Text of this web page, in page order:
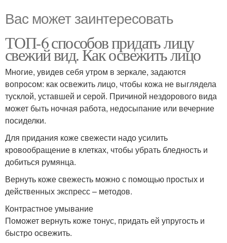
Вас может заинтересовать
ТОП-6 способов придать лицу
свежий вид. Как освежить лицо
Многие, увидев себя утром в зеркале, задаются
вопросом: как освежить лицо, чтобы кожа не выглядела
тусклой, уставшей и серой. Причиной нездорового вида
может быть ночная работа, недосыпание или вечерние
посиделки.
Для придания коже свежести надо усилить
кровообращение в клетках, чтобы убрать бледность и
добиться румянца.
Вернуть коже свежесть можно с помощью простых и
действенных экспресс – методов.
Контрастное умывание
Поможет вернуть коже тонус, придать ей упругость и
быстро освежить.